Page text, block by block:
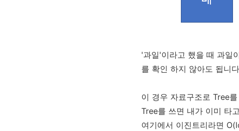
'과일'이라고 했을 때 과일
를 확인 하지 않아도 됩니
이 경우 자료구조로 Tree
Tree를 쓰면 내가 이미 타
여기에서 이진트리라면